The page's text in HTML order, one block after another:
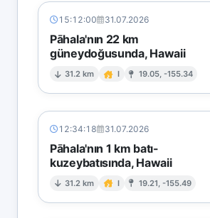
15:12:00 31.07.2026
Pāhala'nın 22 km
güneydoğusunda, Hawaii
31.2 km I 19.05, -155.34
12:34:18 31.07.2026
Pāhala'nın 1 km batı-
kuzeybatısında, Hawaii
31.2 km I 19.21, -155.49